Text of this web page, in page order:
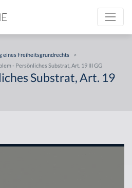
eines Freiheitsgrundrechts
>
- Persönliches Substrat, Art. 19 III GG
Substrat, Art. 19